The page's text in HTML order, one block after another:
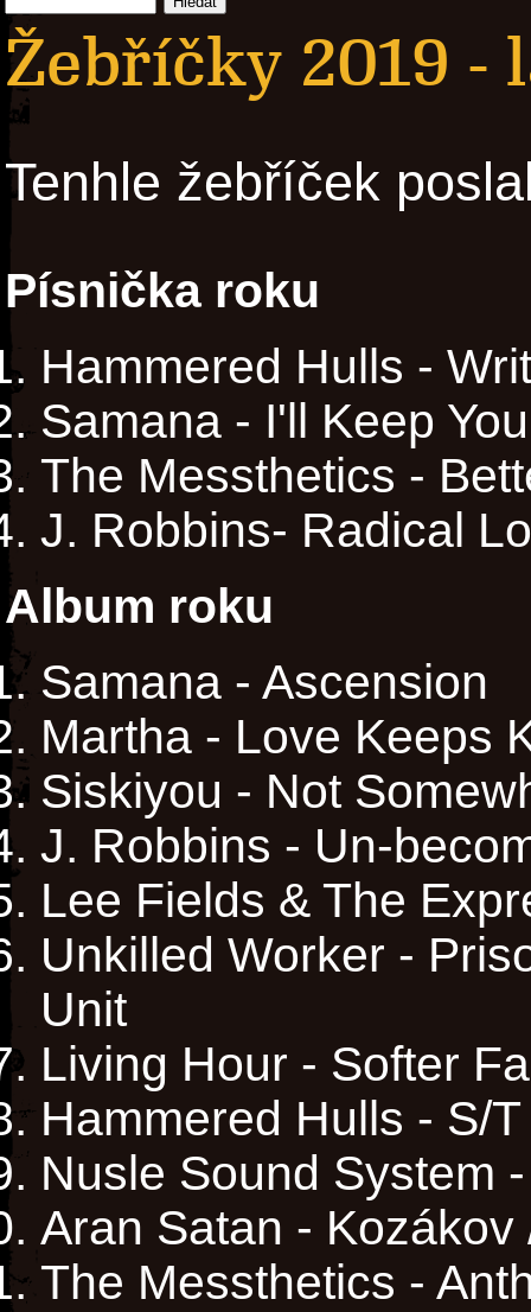
Žebříčky 2019 -
Tenhle žebříček
Písnička roku
Hammered Hulls -
Samana - I'll Keep
The Messthetics -
J. Robbins- Radical
Album roku
Samana - Ascension
Martha - Love Keeps
Siskiyou - Not
J. Robbins - Un-
Lee Fields & The
Unkilled Worker -
Unit
Living Hour - Softer
Hammered Hulls - S/T
Nusle Sound System
Aran Satan - Kozákov
The Messthetics -